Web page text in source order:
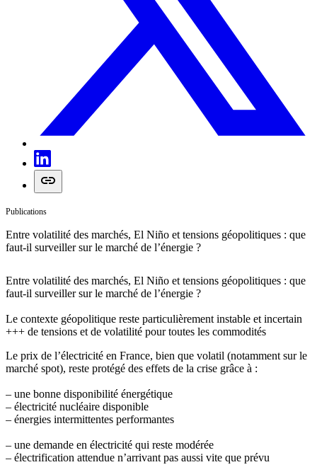
Publications
Entre volatilité des marchés, El Niño et tensions géopolitiques : que
faut-il surveiller sur le marché de l’énergie ?
Entre volatilité des marchés, El Niño et tensions géopolitiques : que
faut-il surveiller sur le marché de l’énergie ?
Le contexte géopolitique reste particulièrement instable et incertain
+++ de tensions et de volatilité pour toutes les commodités
Le prix de l’électricité en France, bien que volatil (notamment sur le
marché spot), reste protégé des effets de la crise grâce à :
– une bonne disponibilité énergétique
– électricité nucléaire disponible
– énergies intermittentes performantes
– une demande en électricité qui reste modérée
– électrification attendue n’arrivant pas aussi vite que prévu